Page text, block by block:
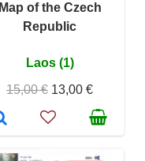
Map of the Czech
Republic
Laos (1)
15,00 € 13,00 €